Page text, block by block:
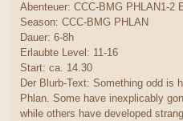
Abenteuer: CCC-BMG PHLAN1-2
Season: CCC-BMG PHLAN
Dauer: 6-8h
Erlaubte Level: 11-16
Start: ca. 14.30
Der Blurb-Text: Something odd is
Phlan. Some have inexplicably
while others have developed